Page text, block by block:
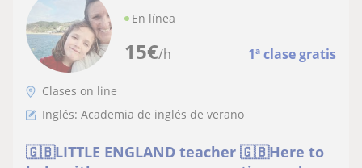
15€/h 1ª clase gratis
En línea
Clases on line
Inglés: Academia de inglés de verano
🇬🇧LITTLE ENGLAND teacher 🇬🇧Here to